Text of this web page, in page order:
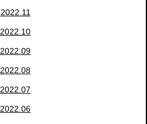
2022.11
2022.10
2022.09
2022.08
2022.07
2022.06